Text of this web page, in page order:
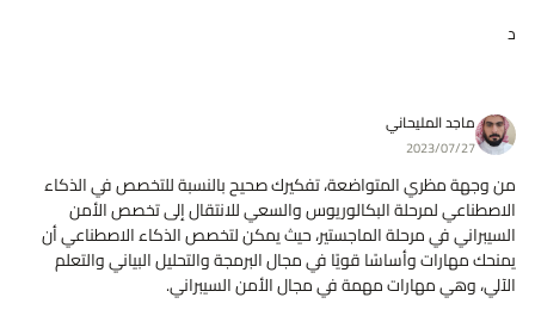
د
ماجد المليحاني
2023/07/27
من وجهة مظري المتواضعة، تفكيرك صحيح بالنسبة للتخصص في الذكاء
الاصطناعي لمرحلة البكالوريوس والسعي للانتقال إلى تخصص الأمن
السيبراني في مرحلة الماجستير، حيث يمكن لتخصص الذكاء الاصطناعي أن
يمنحك مهارات وأساسًا قويًا في مجال البرمجة والتحليل البياني والتعلم
الآلي، وهي مهارات مهمة في مجال الأمن السيبراني.